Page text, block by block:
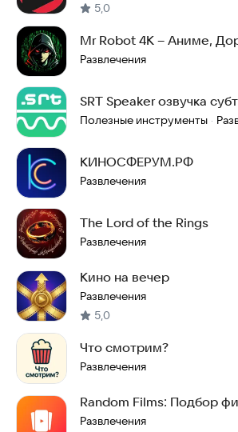
5,0
Mr Robot 4K – Аниме,
Развлечения
SRT Speaker озвучка
реальном времени
Полезные инструменты ·
КИНОСФЕРУМ.РФ
Развлечения
The Lord of the Rings
Развлечения
Кино на вечер
Развлечения
5,0
Что смотрим?
Развлечения
Random Films: Подбор
Развлечения